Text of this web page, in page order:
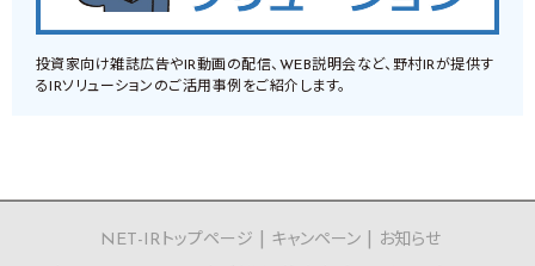
投資家向け雑誌広告やIR動画の配信、WEB説明会など、野村IRが提供す
るIRソリューションのご活用事例をご紹介します。
NET-IRトップページ キャンペーン
お知らせ